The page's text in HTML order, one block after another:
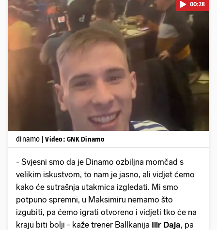
Pokretanje videa...
00:28
dinamo | Video: GNK Dinamo
- Svjesni smo da je Dinamo ozbiljna momčad s
velikim iskustvom, to nam je jasno, ali vidjet ćemo
kako će sutrašnja utakmica izgledati. Mi smo
potpuno spremni, u Maksimiru nemamo što
izgubiti, pa ćemo igrati otvoreno i vidjeti tko će na
kraju biti bolji - kaže trener Ballkanija Ilir Daja, pa